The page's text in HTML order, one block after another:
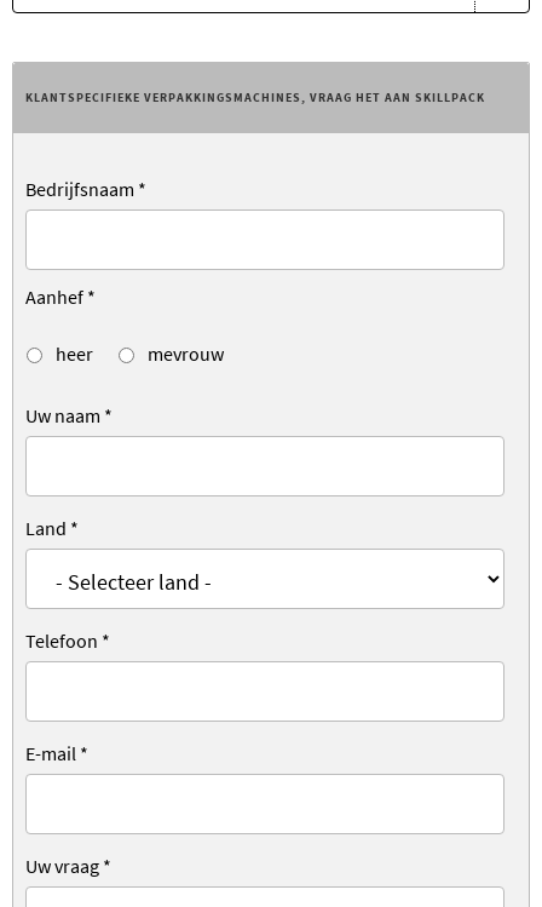
KLANTSPECIFIEKE VERPAKKINGSMACHINES, VRAAG HET AAN SKILLPACK
Bedrijfsnaam *
Aanhef *
heer mevrouw
Uw naam *
Land *
Telefoon *
E-mail *
Uw vraag *